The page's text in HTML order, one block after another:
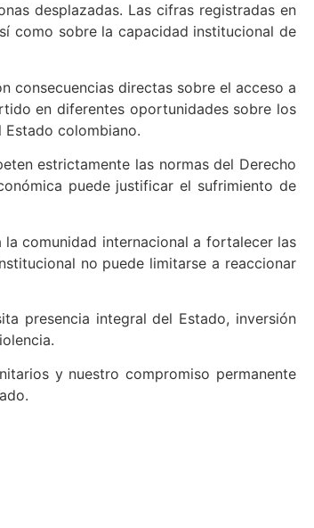
desplazadas. Las cifras registradas en
como sobre la capacidad institucional de
consecuencias directas sobre el acceso a
en diferentes oportunidades sobre los
colombiano.
estrictamente las normas del Derecho
puede justificar el sufrimiento de
comunidad internacional a fortalecer las
no puede limitarse a reaccionar
presencia integral del Estado, inversión
y nuestro compromiso permanente